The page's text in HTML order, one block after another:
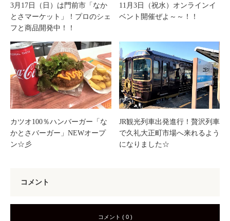
3月17日（日）は門前市「なか
とさマーケット」！プロのシェ
フと商品開発中！！
11月3日（祝水）オンラインイ
ベント開催ぜよ～～！！
カツオ100％ハンバーガー「な
かとさバーガー」NEWオープ
ン☆彡
JR観光列車出発進行！贅沢列車
で久礼大正町市場へ来れるよう
になりました☆
コメント
コメント ( 0 )